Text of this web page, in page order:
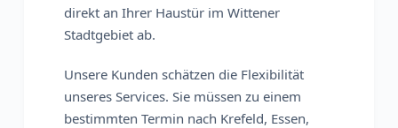
direkt an Ihrer Haustür im Wittener
Stadtgebiet ab.
Unsere Kunden schätzen die Flexibilität
unseres Services. Sie müssen zu einem
bestimmten Termin nach Krefeld, Essen,